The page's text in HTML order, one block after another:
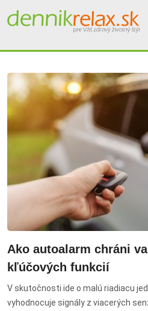
Dennikrelax
Ako autoalarm chráni
kľúčových funkcií
V skutočnosti ide o malú riadiacu
vyhodnocuje signály z viacerých